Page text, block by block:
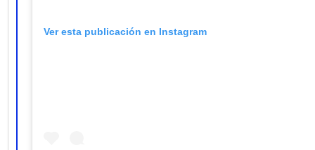
Ver esta publicación en Instagram